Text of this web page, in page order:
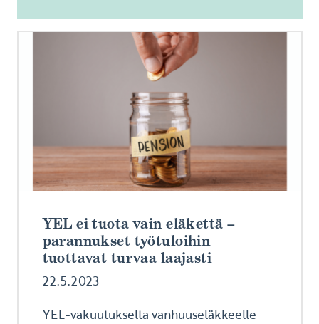
YEL ei tuota vain eläkettä –
parannukset työtuloihin
tuottavat turvaa laajasti
22.5.2023
YEL-vakuutukselta vanhuuseläkkeelle